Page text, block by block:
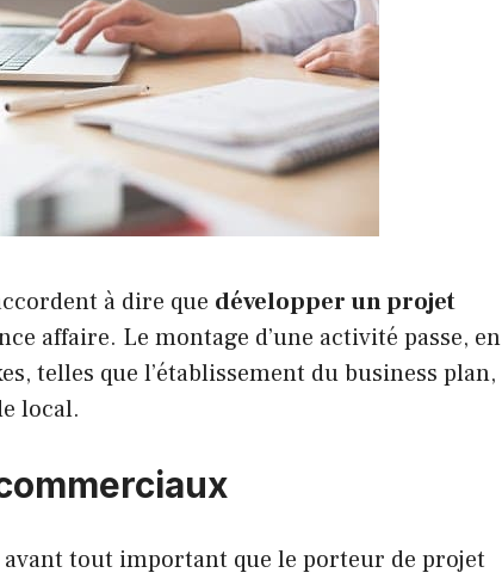
à dire que développer un projet
affaire. Le montage d’une activité passe, en
telles que l’établissement du business plan,
local.
avant tout important que le porteur de projet